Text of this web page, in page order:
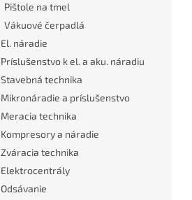
Pištole na tmel
Vákuové čerpadlá
El. náradie
Príslušenstvo k el. a aku. náradiu
Stavebná technika
Mikronáradie a príslušenstvo
Meracia technika
Kompresory a náradie
Zváracia technika
Elektrocentrály
Odsávanie